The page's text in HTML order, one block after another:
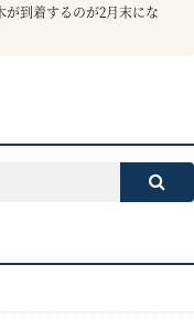
が到着するのが2月末にな